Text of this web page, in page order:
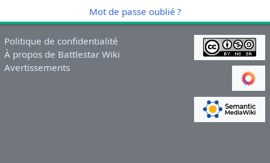
Mot de passe oublié ?
Politique de confidentialité
À propos de Battlestar Wiki
Avertissements